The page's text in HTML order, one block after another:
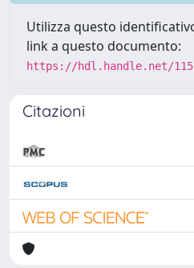
Utilizza questo
link a questo documento:
https://hdl.handle.net/
Citazioni